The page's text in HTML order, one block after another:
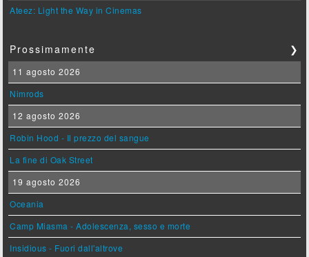
Ateez: Light the Way in Cinemas
Prossimamente ❯
11 agosto 2026
Nimrods
12 agosto 2026
Robin Hood - Il prezzo del sangue
La fine di Oak Street
19 agosto 2026
Oceania
Camp Miasma - Adolescenza, sesso e morte
Insidious - Fuori dall'altrove